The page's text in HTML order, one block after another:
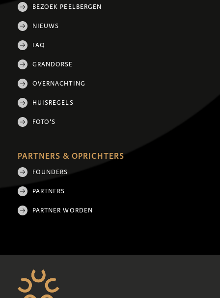
BEZOEK PEELBERGEN
NIEUWS
FAQ
GRANDORSE
OVERNACHTING
HUISREGELS
FOTO'S
PARTNERS & OPRICHTERS
FOUNDERS
PARTNERS
PARTNER WORDEN